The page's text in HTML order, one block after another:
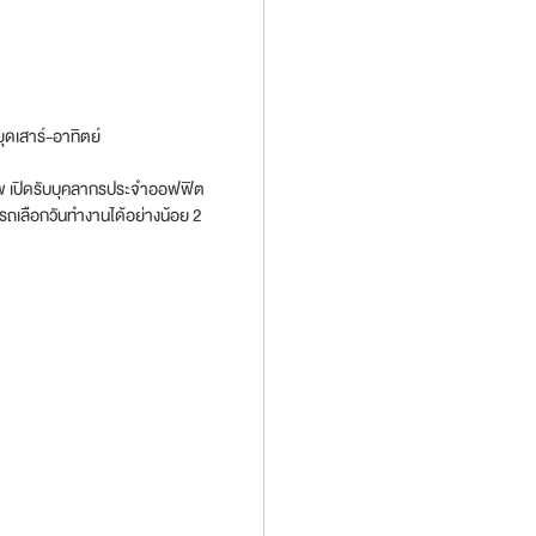
เสาร์-อาทิตย์
เปิดรับบุคลากรประจำออฟฟิต
เลือกวันทำงานได้อย่างน้อย 2